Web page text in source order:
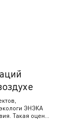
ЭНЭКА
Такая оценка